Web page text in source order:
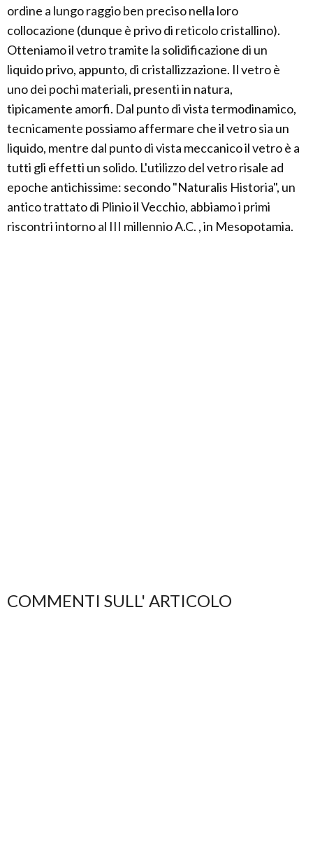
ordine a lungo raggio ben preciso nella loro
collocazione (dunque è privo di reticolo cristallino).
Otteniamo il vetro tramite la solidificazione di un
liquido privo, appunto, di cristallizzazione. Il vetro è
uno dei pochi materiali, presenti in natura,
tipicamente amorfi. Dal punto di vista termodinamico,
tecnicamente possiamo affermare che il vetro sia un
liquido, mentre dal punto di vista meccanico il vetro è a
tutti gli effetti un solido. L'utilizzo del vetro risale ad
epoche antichissime: secondo "Naturalis Historia", un
antico trattato di Plinio il Vecchio, abbiamo i primi
riscontri intorno al III millennio A.C. , in Mesopotamia.
COMMENTI SULL' ARTICOLO